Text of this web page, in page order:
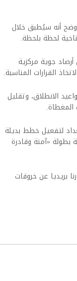
أنه سيُطبق خلال
لحظة بلحظة.
جوية مركزية
القرارات المناسبة.
الانطلاق، وتقليل
المغطاة.
لتفعيل خطط بديلة
بطولة «آمنة وقادرة
بريديا عن خروقات